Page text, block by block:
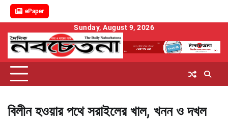
ePaper
content
Sunday, August 9, 2026
বিলীন হওয়ার পথে সরাইলের খাল, খনন ও দখল